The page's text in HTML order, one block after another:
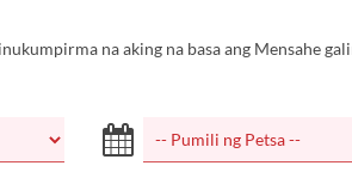
na aking na basa ang Mensahe